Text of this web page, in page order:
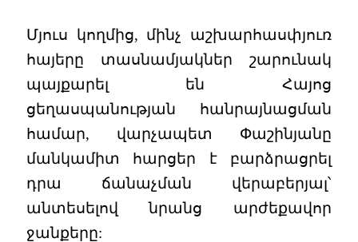
Մյուս կողմից, մինչ աշխարհասփյուռ
հայերը տասնամյակներ շարունակ
պայքարել են Հայոց
ցեղասպանության հանրայնացման
համար, վարչապետ Փաշինյանը
մանկամիտ հարցեր է բարձրացրել
դրա ճանաչման վերաբերյալ՝
անտեսելով նրանց արժեքավոր
ջանքերը: